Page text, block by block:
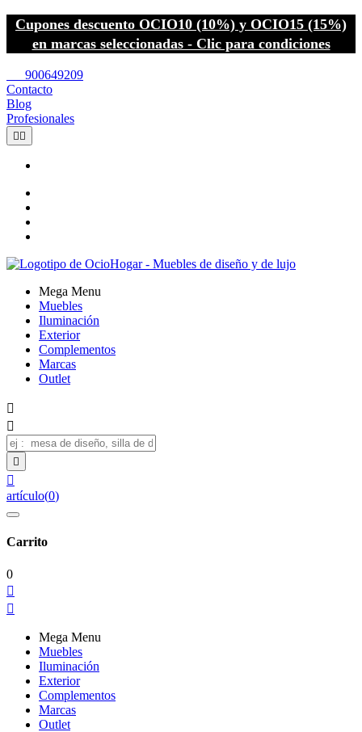
Cupones descuento OCIO10 (10%) y OCIO15 (15%)
en marcas seleccionadas - Clic para condiciones
900649209
Contacto
Blog
Profesionales
 
Mega Menu
Muebles
Iluminación
Exterior
Complementos
Marcas
Outlet




artículo(0)
Carrito
0


Mega Menu
Muebles
Iluminación
Exterior
Complementos
Marcas
Outlet